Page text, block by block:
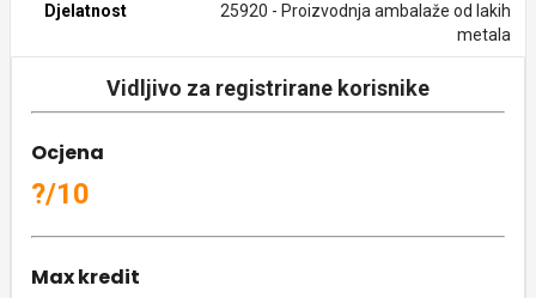
Djelatnost
25920 - Proizvodnja ambalaže od lakih
metala
Vidljivo za registrirane korisnike
Ocjena
?/10
Max kredit